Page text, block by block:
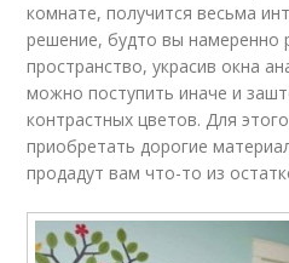
Жалюзи на балкон
Жалюзи на створку
комнате, получится весьма
решение, будто вы намеренно
пространство, украсив окна
можно поступить иначе и
контрастных цветов. Для
приобретать дорогие
продадут вам что-то из